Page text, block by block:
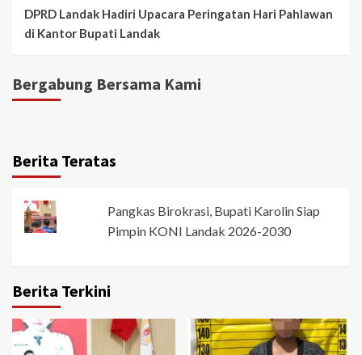
DPRD Landak Hadiri Upacara Peringatan Hari Pahlawan
di Kantor Bupati Landak
Bergabung Bersama Kami
Berita Teratas
Pangkas Birokrasi, Bupati Karolin Siap
Pimpin KONI Landak 2026-2030
Berita Terkini